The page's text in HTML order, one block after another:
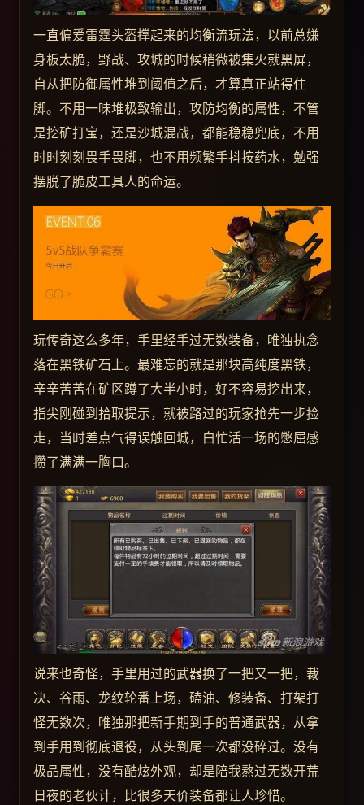
一直偏爱雷霆头盔撑起来的均衡流玩法，以前总嫌
身板太脆，野战、攻城的时候稍微被集火就黑屏，
自从把防御属性堆到阈值之后，才算真正站得住
脚。不用一味堆极致输出，攻防均衡的属性，不管
是挖矿打宝，还是沙城混战，都能稳稳兜底，不用
时时刻刻畏手畏脚，也不用频繁手抖按药水，勉强
摆脱了脆皮工具人的命运。
玩传奇这么多年，手里经手过无数装备，唯独执念
落在黑铁矿石上。最难忘的就是那块高纯度黑铁，
辛辛苦苦在矿区蹲了大半小时，好不容易挖出来，
指尖刚碰到拾取提示，就被路过的玩家抢先一步捡
走，当时差点气得误触回城，白忙活一场的憋屈感
攒了满满一胸口。
说来也奇怪，手里用过的武器换了一把又一把，裁
决、谷雨、龙纹轮番上场，磕油、修装备、打架打
怪无数次，唯独那把新手期到手的普通武器，从拿
到手用到彻底退役，从头到尾一次都没碎过。没有
极品属性，没有酷炫外观，却是陪我熬过无数开荒
日夜的老伙计，比很多天价装备都让人珍惜。